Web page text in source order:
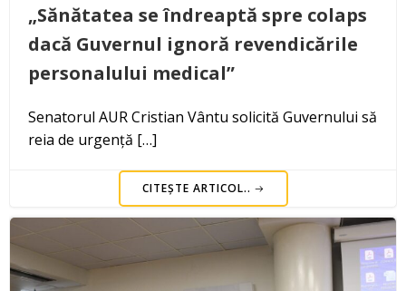
„Sănătatea se îndreaptă spre colaps
dacă Guvernul ignoră revendicările
personalului medical”
Senatorul AUR Cristian Vântu solicită Guvernului să
reia de urgență […]
CITEȘTE ARTICOL..